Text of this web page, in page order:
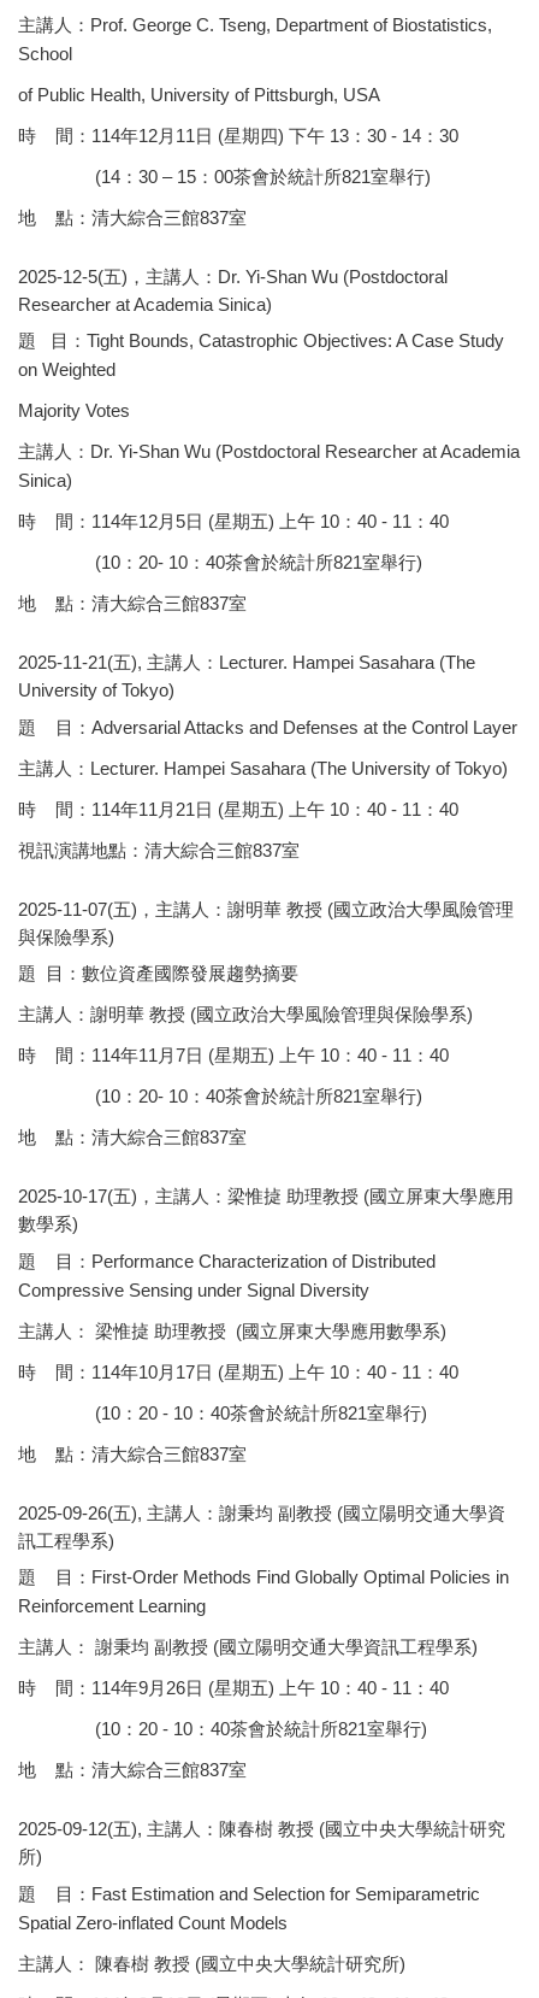
主講人：Prof. George C. Tseng, Department of Biostatistics,
School
of Public Health, University of Pittsburgh, USA
時 間：114年12月11日 (星期四) 下午 13：30 - 14：30
(14：30 – 15：00茶會於統計所821室舉行)
地 點：清大綜合三館837室
2025-12-5(五)，主講人：Dr. Yi-Shan Wu (Postdoctoral
Researcher at Academia Sinica)
題 目：Tight Bounds, Catastrophic Objectives: A Case Study
on Weighted
Majority Votes
主講人：Dr. Yi-Shan Wu (Postdoctoral Researcher at Academia
Sinica)
時 間：114年12月5日 (星期五) 上午 10：40 - 11：40
(10：20- 10：40茶會於統計所821室舉行)
地 點：清大綜合三館837室
2025-11-21(五), 主講人：Lecturer. Hampei Sasahara (The
University of Tokyo)
題 目：Adversarial Attacks and Defenses at the Control Layer
主講人：Lecturer. Hampei Sasahara (The University of Tokyo)
時 間：114年11月21日 (星期五) 上午 10：40 - 11：40
視訊演講地點：清大綜合三館837室
2025-11-07(五)，主講人：謝明華 教授 (國立政治大學風險管理
與保險學系)
題 目：數位資產國際發展趨勢摘要
主講人：謝明華 教授 (國立政治大學風險管理與保險學系)
時 間：114年11月7日 (星期五) 上午 10：40 - 11：40
(10：20- 10：40茶會於統計所821室舉行)
地 點：清大綜合三館837室
2025-10-17(五)，主講人：梁惟㨗 助理教授 (國立屏東大學應用
數學系)
題 目：Performance Characterization of Distributed
Compressive Sensing under Signal Diversity
主講人： 梁惟㨗 助理教授 (國立屏東大學應用數學系)
時 間：114年10月17日 (星期五) 上午 10：40 - 11：40
(10：20 - 10：40茶會於統計所821室舉行)
地 點：清大綜合三館837室
2025-09-26(五), 主講人：謝秉均 副教授 (國立陽明交通大學資
訊工程學系)
題 目：First-Order Methods Find Globally Optimal Policies in
Reinforcement Learning
主講人： 謝秉均 副教授 (國立陽明交通大學資訊工程學系)
時 間：114年9月26日 (星期五) 上午 10：40 - 11：40
(10：20 - 10：40茶會於統計所821室舉行)
地 點：清大綜合三館837室
2025-09-12(五), 主講人：陳春樹 教授 (國立中央大學統計研究
所)
題 目：Fast Estimation and Selection for Semiparametric
Spatial Zero-inflated Count Models
主講人： 陳春樹 教授 (國立中央大學統計研究所)